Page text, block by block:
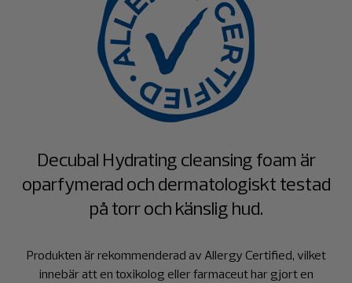
Decubal Hydrating cleansing foam är
oparfymerad och dermatologiskt testad
på torr och känslig hud.
Produkten är rekommenderad av Allergy Certified, vilket
innebär att en toxikolog eller farmaceut har gjort en